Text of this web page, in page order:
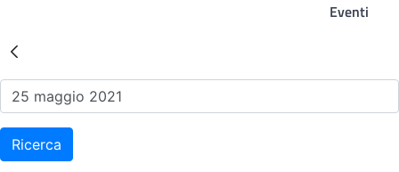
Eventi
Risultati della Ricerca -
Ricerca